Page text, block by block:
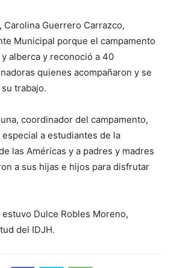
Carolina Guerrero Carrazco,
Municipal porque el campamento
alberca y reconoció a 40
quienes acompañaron y se
trabajo.
coordinador del campamento,
a estudiantes de la
las Américas y a padres y madres
a sus hijas e hijos para disfrutar
Dulce Robles Moreno,
del IDJH.